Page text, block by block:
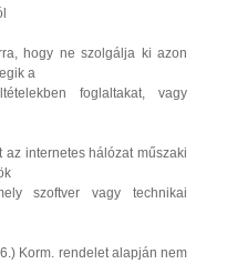
hogy ne szolgálja ki azon
a
foglaltakat, vagy
internetes hálózat műszaki
szoftver vagy technikai
Korm. rendelet alapján nem